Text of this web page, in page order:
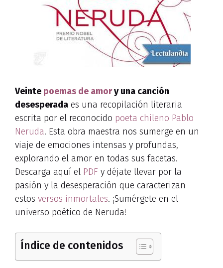
Veinte poemas de amory una canción
desesperada es una recopilación literaria
escrita por el reconocido poeta chileno Pablo
Neruda. Esta obra maestra nos sumerge en un
viaje de emociones intensas y profundas,
explorando el amor en todas sus facetas.
Descarga aquí el PDF y déjate llevar por la
pasión y la desesperación que caracterizan
estos versos inmortales. ¡Sumérgete en el
universo poético de Neruda!
Índice de contenidos